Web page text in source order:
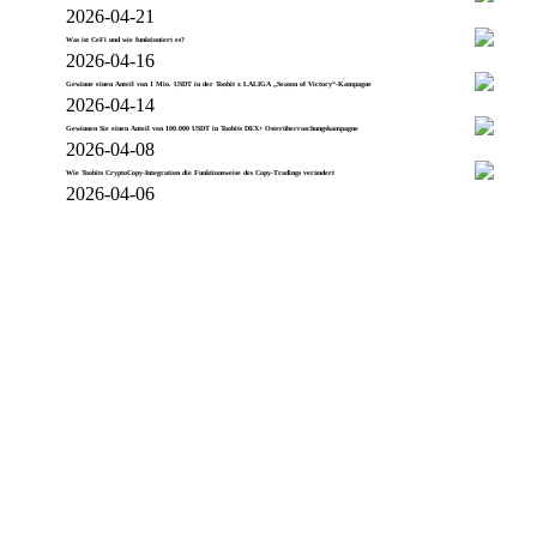
2026-04-21
Was ist CeFi und wie funktioniert es?
2026-04-16
Gewinne einen Anteil von 1 Mio. USDT in der Toobit x LALIGA „Season of Victory“-Kampagne
2026-04-14
Gewinnen Sie einen Anteil von 100.000 USDT in Toobits DEX+ Osterüberraschungskampagne
2026-04-08
Wie Toobits CryptoCopy-Integration die Funktionsweise des Copy-Tradings verändert
2026-04-06